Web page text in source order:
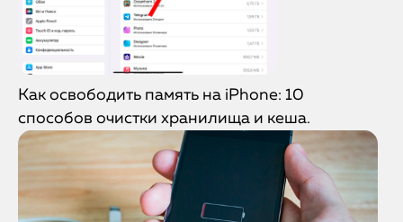
Как освободить память на iPhone: 10
способов очистки хранилища и кеша.